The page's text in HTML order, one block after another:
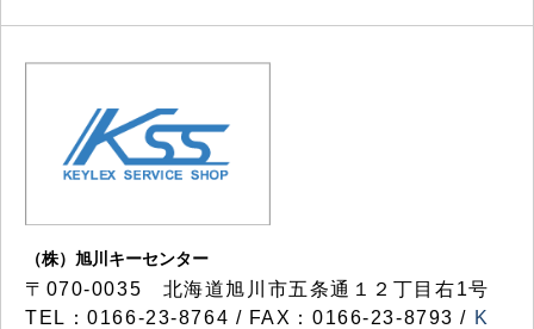
（株）旭川キーセンター
〒070-0035 北海道旭川市五条通１２丁目右1号
TEL：0166-23-8764 / FAX：0166-23-8793 / K